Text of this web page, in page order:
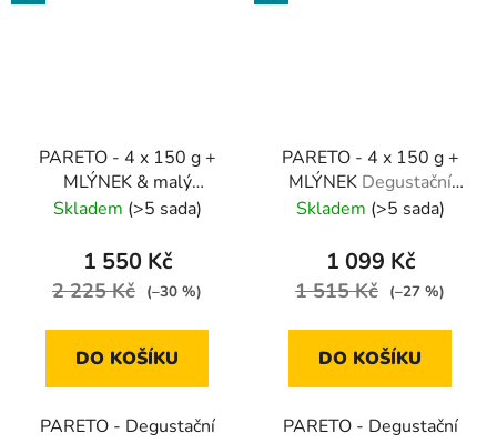
PARETO - 4 x 150 g +
MLÝNEK & malý
FRENCH PRESS
příslušenstvím
Skladem (>5 sada)
1 550 Kč
2 225 Kč (–30 %)
DO KOŠÍKU
PARETO - Degustační
PARETO - 4 x 150 g +
MLÝNEK Degustační
balíček s mlýnkem
Skladem (>5 sada)
1 099 Kč
1 515 Kč (–27 %)
DO KOŠÍKU
PARETO - Degustační